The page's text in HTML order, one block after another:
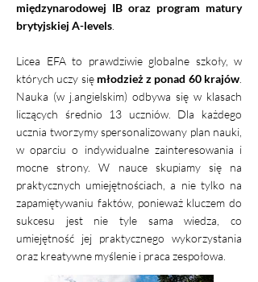
międzynarodowej IB oraz program matury
brytyjskiej A-levels
Licea EFA to prawdziwie globalne szkoły, w
których uczy się młodzież z ponad 60 krajów
Nauka (w j.angielskim) odbywa się w klasach
liczących średnio 13 uczniów. Dla każdego
ucznia tworzymy spersonalizowany plan nauki,
w oparciu o indywidualne zainteresowania i
mocne strony. W nauce skupiamy się na
praktycznych umiejętnościach, a nie tylko na
zapamiętywaniu faktów, ponieważ kluczem do
sukcesu jest nie tyle sama wiedza, co
umiejętność jej praktycznego wykorzystania
oraz kreatywne myślenie i praca zespołowa.